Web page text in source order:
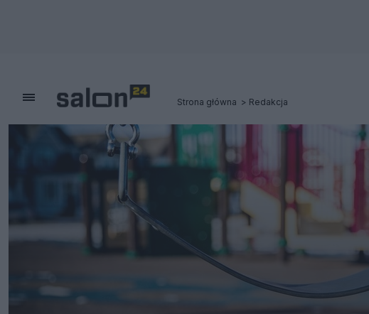
Strona główna Redakcja